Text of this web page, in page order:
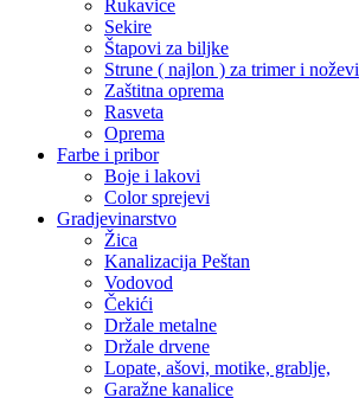
Rukavice
Sekire
Štapovi za biljke
Strune ( najlon ) za trimer i noževi
Zaštitna oprema
Rasveta
Oprema
Farbe i pribor
Boje i lakovi
Color sprejevi
Gradjevinarstvo
Žica
Kanalizacija Peštan
Vodovod
Čekići
Držale metalne
Držale drvene
Lopate, ašovi, motike, grablje,
Garažne kanalice